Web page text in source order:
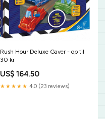
Rush Hour Deluxe Gaver - op til
30 kr
US$ 164.50
★★★★★ 4.0 (23 reviews)